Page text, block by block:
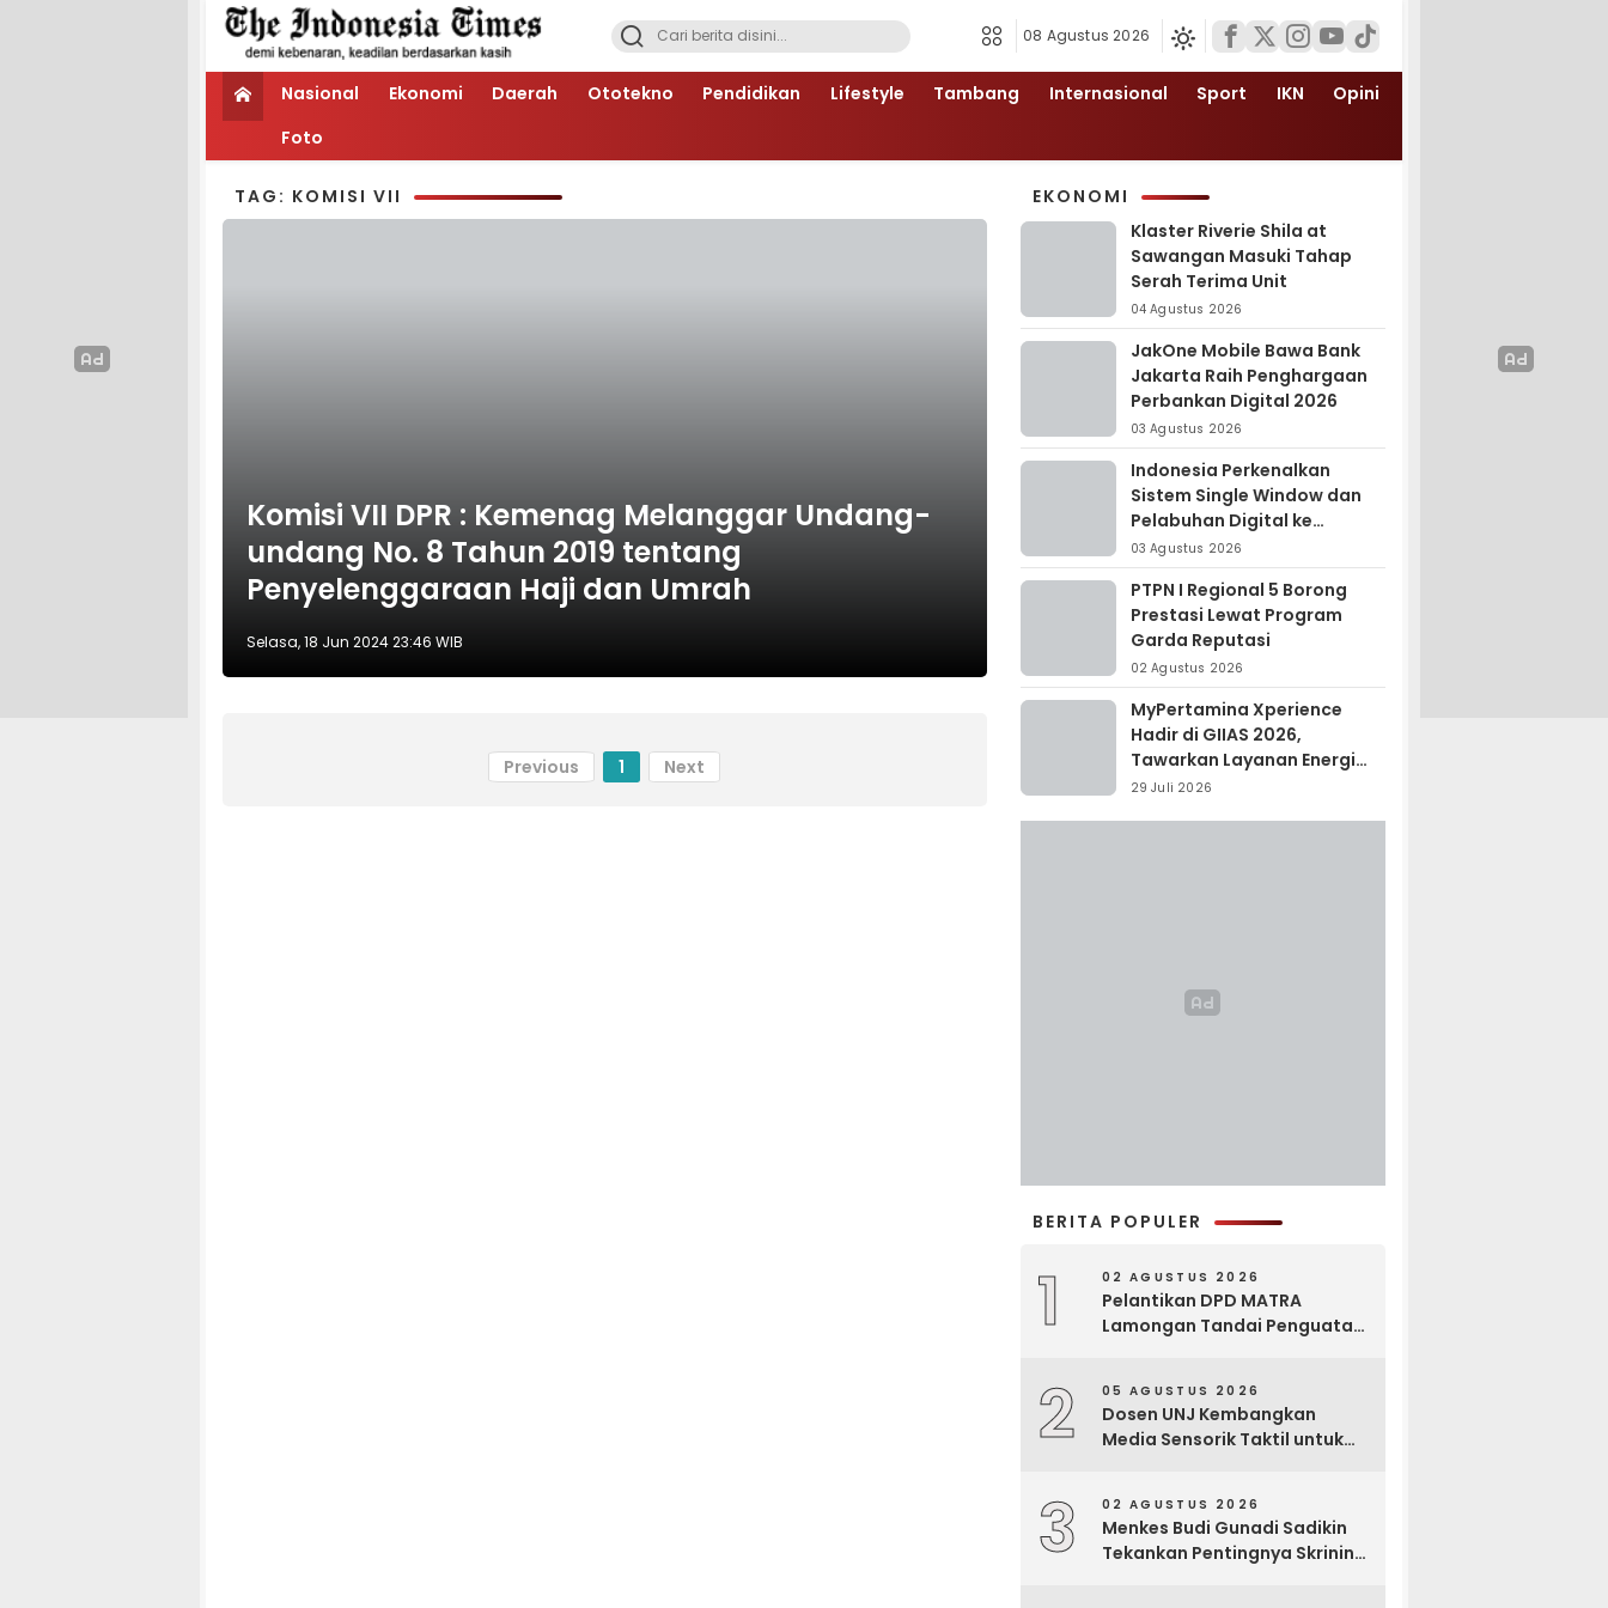
08 Agustus 2026
Nasional Ekonomi Daerah Ototekno Pendidikan Lifestyle Tambang Internasional Sport IKN
Opini
Foto
TAG: KOMISI VII
Komisi VII DPR : Kemenag Melanggar Undang-
undang No. 8 Tahun 2019 tentang
Penyelenggaraan Haji dan Umrah
Selasa, 18 Jun 2024 23:46 WIB
Previous 1 Next
EKONOMI
Klaster Riverie Shila at
Sawangan Masuki Tahap
Serah Terima Unit
04 Agustus 2026
JakOne Mobile Bawa Bank
Jakarta Raih Penghargaan
Perbankan Digital 2026
03 Agustus 2026
Indonesia Perkenalkan
Sistem Single Window dan
Pelabuhan Digital ke
Madagaskar
03 Agustus 2026
PTPN I Regional 5 Borong
Prestasi Lewat Program
Garda Reputasi
02 Agustus 2026
MyPertamina Xperience
Hadir di GIIAS 2026,
Tawarkan Layanan Energi
Terintegrasi
29 Juli 2026
BERITA POPULER
1 02 AGUSTUS 2026
Pelantikan DPD MATRA
Lamongan Tandai Penguatan
2 05 AGUSTUS 2026
Dosen UNJ Kembangkan
Media Sensorik Taktil untuk
3 02 AGUSTUS 2026
Menkes Budi Gunadi Sadikin
Tekankan Pentingnya Skrining